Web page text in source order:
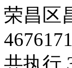
荣昌区
共执行